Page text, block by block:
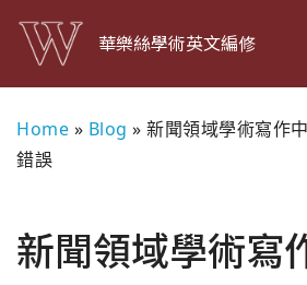
華樂絲學術英文編修
Home » Blog » 新聞領域學術寫作
錯誤
新聞領域學術寫